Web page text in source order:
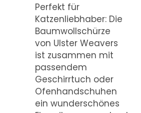
Perfekt für
Katzenliebhaber: Die
Baumwollschürze
von Ulster Weavers
ist zusammen mit
passendem
Geschirrtuch oder
Ofenhandschuhen
ein wunderschönes